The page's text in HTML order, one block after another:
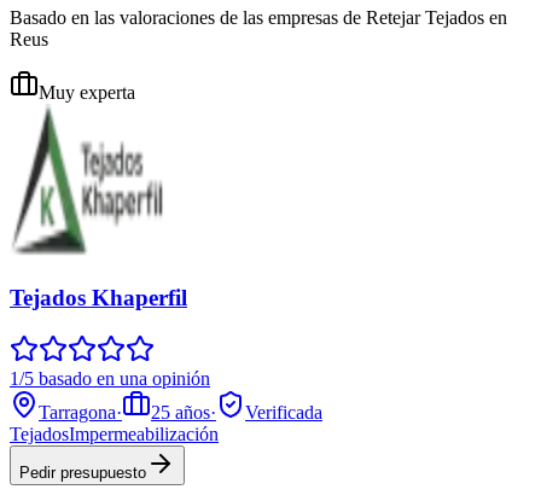
Basado en las valoraciones de las empresas de Retejar Tejados en
Reus
Muy experta
Tejados Khaperfil
1/5 basado en una opinión
Tarragona· 25 años·
Verificada
TejadosImpermeabilización
Pedir presupuesto